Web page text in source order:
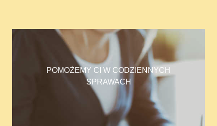
POMOŻEMY CI W CODZIENNYCH
SPRAWACH